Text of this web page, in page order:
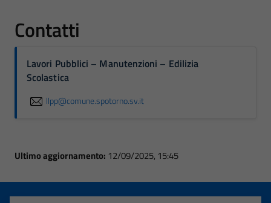
Contatti
Lavori Pubblici – Manutenzioni – Edilizia
Scolastica
llpp@comune.spotorno.sv.it
Ultimo aggiornamento: 12/09/2025, 15:45